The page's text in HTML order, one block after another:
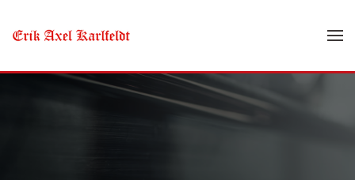
Skip to main content